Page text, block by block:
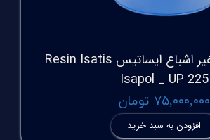
رزین پلی استر غیر اشباع ایساتیس Resin Isatis
Isapol _ UP 225
۷۵,۰۰۰,۰۰۰ تومان
افزودن به سبد خرید